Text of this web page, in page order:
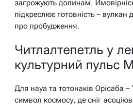
загрожують долинам.
підкреслює готовність – вулкан
про пробудження.
Читлалтепетль у
культурний пульс
Для науа та тотонаків Орісаба –
символ космосу, де сніг